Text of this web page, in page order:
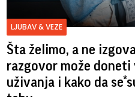
LJUBAV & VEZE
Šta želimo, a ne
razgovor može
uživanja i kako da